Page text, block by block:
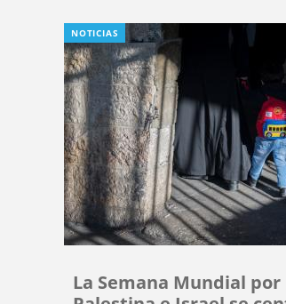
NOTICIAS
La Semana Mundial por